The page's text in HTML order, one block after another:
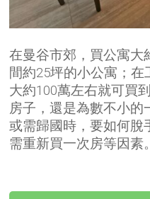
在曼谷市郊，買公寓大
間約25坪的小公寓；在
大約100萬左右就可買
房子，還是為數不小的
或需歸國時，要如何脫
需重新買一次房等因素。